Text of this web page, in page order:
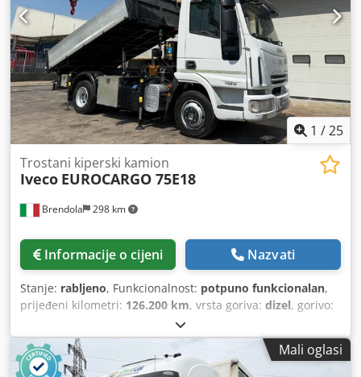
1 /25
Brendola 298 km
Trostani kiperski kamion
Iveco EUROCARGO 75E18
Informacije o cijeni Nazvati
Stanje: rabljeno, Funkcionalnost: potpuno funkcionalan,
prijeđeni kilometri: 126.200 km, vrsta goriva: dizel, gorivo:
, vozačeva kabina:
emisijska klasa:Euro 5, broj sjedala:3, Godina proizvodnje:
2010, Oprema: dizalica, klima uređaj Mali oglasi